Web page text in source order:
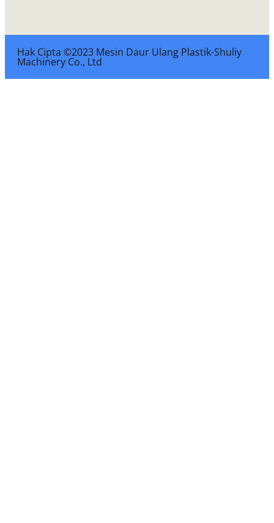
Hak Cipta ©2023 Mesin Daur Ulang Plastik-Shuliy
Machinery Co., Ltd